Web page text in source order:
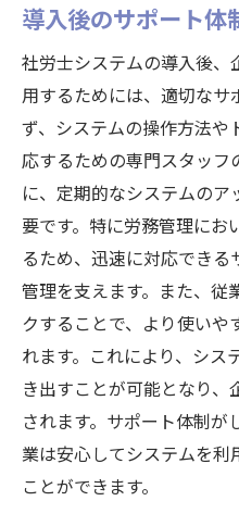
導入後のサポート体
社労士システムの導入後
用するためには、適切なサ
ず、システムの操作方法や
応するための専門スタッフ
に、定期的なシステムの
要です。特に労務管理にお
るため、迅速に対応でき
管理を支えます。また、従
クすることで、より使い
れます。これにより、シス
き出すことが可能となり
されます。サポート体制
業は安心してシステムを利
ことができます。